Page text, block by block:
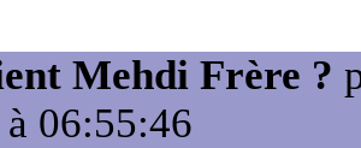
Mehdi Frère ?
06:55:46